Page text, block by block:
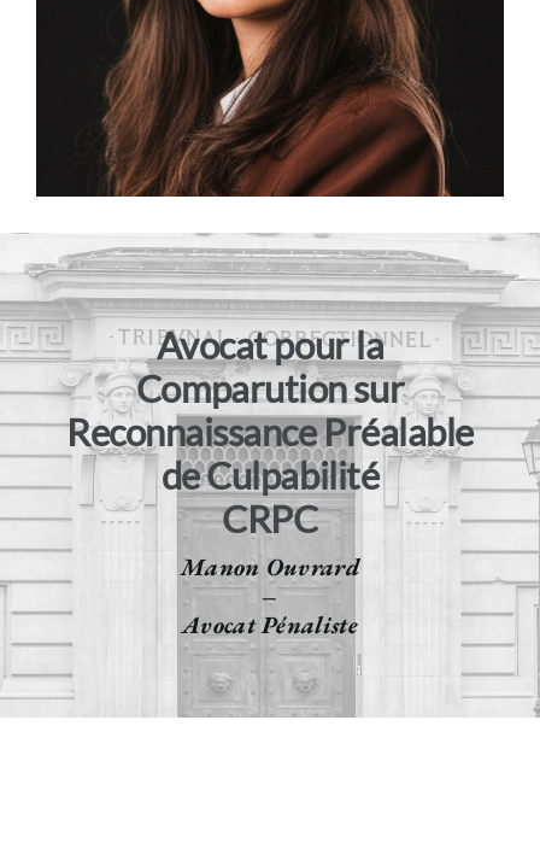
Avocat pour la
Comparution sur
Reconnaissance Préalable
de Culpabilité
CRPC
Manon Ouvrard
–
Avocat Pénaliste